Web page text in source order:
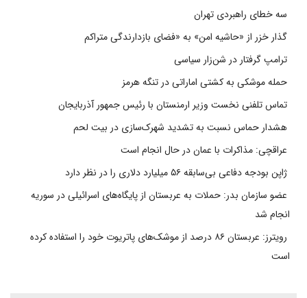
سه خطای راهبردی تهران
گذار خزر از «حاشیه امن» به «فضای بازدارندگی متراکم
ترامپ گرفتار در شن‌زار سیاسی
حمله موشکی به کشتی اماراتی در تنگه هرمز
تماس تلفنی نخست وزیر ارمنستان با رئیس جمهور آذربایجان
هشدار حماس نسبت به تشدید شهرک‌سازی در بیت‌ لحم
عراقچی: مذاکرات با عمان در حال انجام است
ژاپن بودجه دفاعی بی‌سابقه ۵۶ میلیارد دلاری را در نظر دارد
عضو سازمان بدر: حملات به عربستان از پایگاه‌های اسرائیلی در سوریه
انجام شد
رویترز: عربستان ۸۶ درصد از موشک‌های پاتریوت خود را استفاده کرده
است